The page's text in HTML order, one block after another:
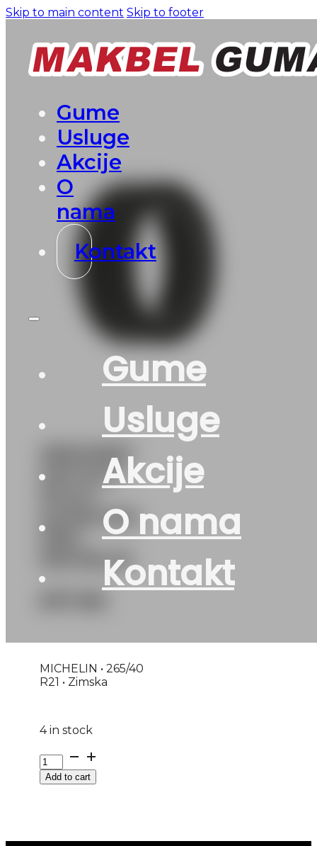
Skip to main content Skip to footer
Gume
Usluge
Akcije
O
nama
Kontakt
Gume
Usluge
Akcije
O nama
Kontakt
265/40R21
4X4 M+S
ALPIN-PA5
105V
MICHELIN
MICHELIN • 265/40
R21 • Zimska
4 in stock
265/40R21
4X4
M+S
Add to cart